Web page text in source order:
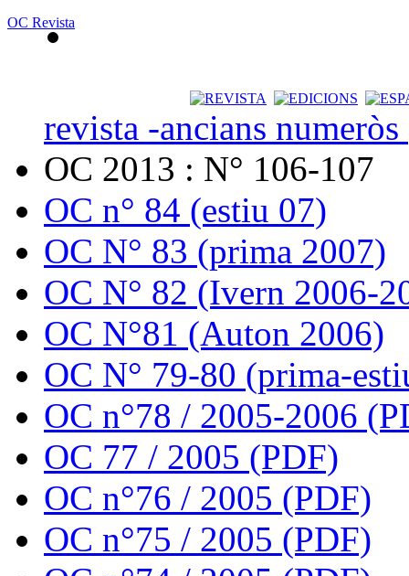
OC Revista
revista -ancians
OC 2013 : N° 106-107
OC n° 84 (estiu 07)
OC N° 83 (prima 2007)
OC N° 82 (Ivern 2006-
OC N°81 (Auton 2006)
OC N° 79-80 (prima-
OC n°78 / 2005-2006
OC 77 / 2005 (PDF)
OC n°76 / 2005 (PDF)
OC n°75 / 2005 (PDF)